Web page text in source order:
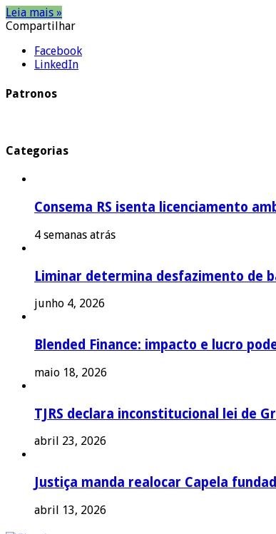
Leia mais »
Compartilhar
Facebook
LinkedIn
Patronos
Categorias
Consema RS isenta licenciamento
4 semanas atrás
Liminar determina desfazimento de
junho 4, 2026
Blended Finance: impacto e lucro
maio 18, 2026
TJRS declara inconstitucional lei de
abril 23, 2026
Justiça manda realocar Capela
abril 13, 2026